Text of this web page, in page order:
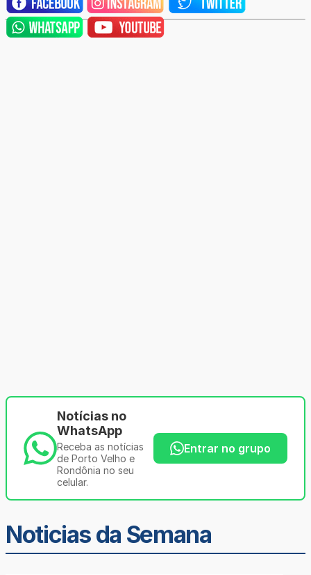
Notícias no
WhatsApp
Receba as notícias
de Porto Velho e
Rondônia no seu
celular.
Entrar no grupo
Noticias da Semana